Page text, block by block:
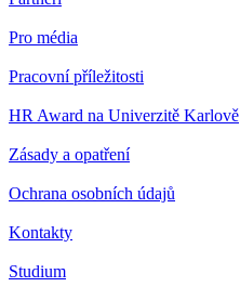
Pro média
Pracovní příležitosti
HR Award na Univerzitě Karlově
Zásady a opatření
Ochrana osobních údajů
Kontakty
Studium